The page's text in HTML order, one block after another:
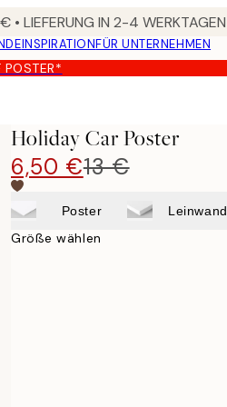
• LIEFERUNG IN 2-4 WERKTAGEN
INSPIRATIONFÜR UNTERNEHMEN
Holiday Car Poster
6,50 €13 €
Poster Leinwand
Größe wählen